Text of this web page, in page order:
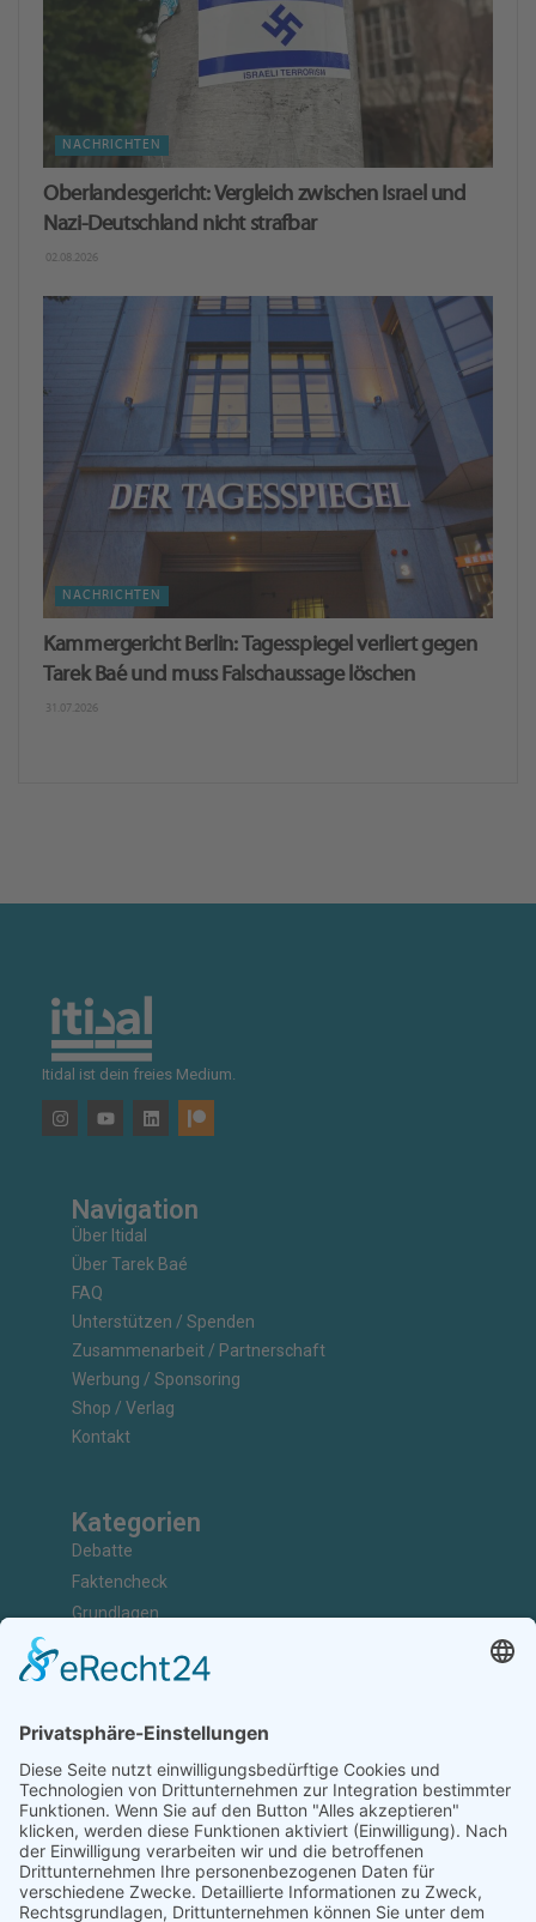
NACHRICHTEN
Oberlandesgericht: Ver­gleich zwi­schen Is­ra­el und
Nazi-Deutschland nicht straf­bar
02.08.2026
NACHRICHTEN
Kammergericht Berlin: Tagesspiegel verliert gegen
Tarek Baé und muss Falschaussage löschen
31.07.2026
Itidal ist dein freies Medium.
Navigation
Über Itidal
Über Tarek Baé
FAQ
Unterstützen / Spenden
Zusammenarbeit / Partnerschaft
Werbung / Sponsoring
Shop / Verlag
Kontakt
Kategorien
Debatte
Faktencheck
Grundlagen
Kunst & Kultur
Investigativ
Unterstützen
Ihr könnt uns bei der Arbeit unterstützen, Artikel einreichen,
Abonnenten sein, Werbung schalten oder Kooperationspartner
werden.